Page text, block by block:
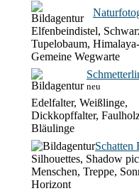
Elfenbeindistel,
Tupelobaum,
Gemeine Wegwarte
neu
Edelfalter, Weißlinge,
Dickkopffalter,
Bläulinge
Schatten
Silhouettes, Shadow
Menschen, Treppe,
Horizont